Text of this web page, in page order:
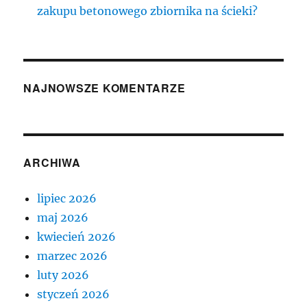
zakupu betonowego zbiornika na ścieki?
NAJNOWSZE KOMENTARZE
ARCHIWA
lipiec 2026
maj 2026
kwiecień 2026
marzec 2026
luty 2026
styczeń 2026